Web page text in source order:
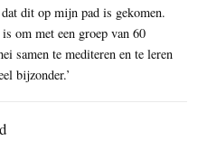
dit op mijn pad is gekomen.
om met een groep van 60
samen te mediteren en te leren
bijzonder.’